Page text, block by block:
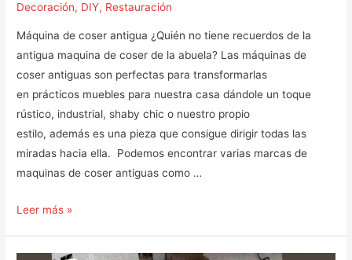
Decoración, DIY, Restauración
Máquina de coser antigua ¿Quién no tiene recuerdos de la
antigua maquina de coser de la abuela? Las máquinas de
coser antiguas son perfectas para transformarlas
en prácticos muebles para nuestra casa dándole un toque
rústico, industrial, shaby chic o nuestro propio
estilo, además es una pieza que consigue dirigir todas las
miradas hacia ella. Podemos encontrar varias marcas de
maquinas de coser antiguas como …
Mueble
Leer más »